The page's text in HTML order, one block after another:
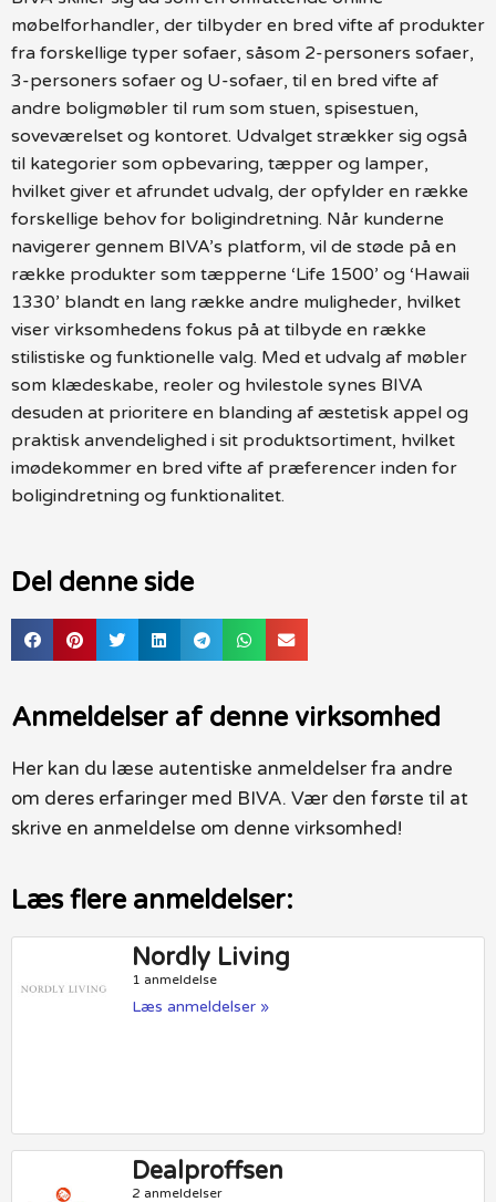
møbelforhandler, der tilbyder en bred vifte af produkter
fra forskellige typer sofaer, såsom 2-personers sofaer,
3-personers sofaer og U-sofaer, til en bred vifte af
andre boligmøbler til rum som stuen, spisestuen,
soveværelset og kontoret. Udvalget strækker sig også
til kategorier som opbevaring, tæpper og lamper,
hvilket giver et afrundet udvalg, der opfylder en række
forskellige behov for boligindretning. Når kunderne
navigerer gennem BIVA’s platform, vil de støde på en
række produkter som tæpperne ‘Life 1500’ og ‘Hawaii
1330’ blandt en lang række andre muligheder, hvilket
viser virksomhedens fokus på at tilbyde en række
stilistiske og funktionelle valg. Med et udvalg af møbler
som klædeskabe, reoler og hvilestole synes BIVA
desuden at prioritere en blanding af æstetisk appel og
praktisk anvendelighed i sit produktsortiment, hvilket
imødekommer en bred vifte af præferencer inden for
boligindretning og funktionalitet.
Del denne side
Anmeldelser af denne virksomhed
Her kan du læse autentiske anmeldelser fra andre
om deres erfaringer med BIVA. Vær den første til at
skrive en anmeldelse om denne virksomhed!
Læs flere anmeldelser:
Nordly Living
1 anmeldelse
Læs anmeldelser »
Dealproffsen
2 anmeldelser